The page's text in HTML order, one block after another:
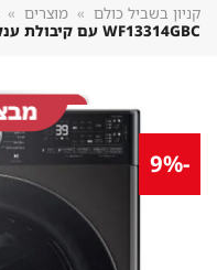
קניון בשביל כולם מוצרים
WF13314GBC עם קיבולת ענקית של 13 ק"ג – פתח חזית